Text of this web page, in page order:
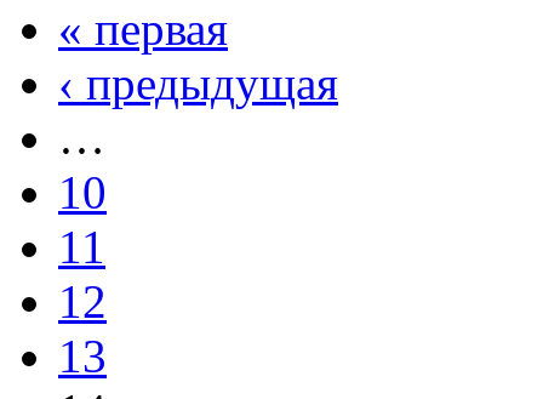
« первая
‹ предыдущая
…
10
11
12
13